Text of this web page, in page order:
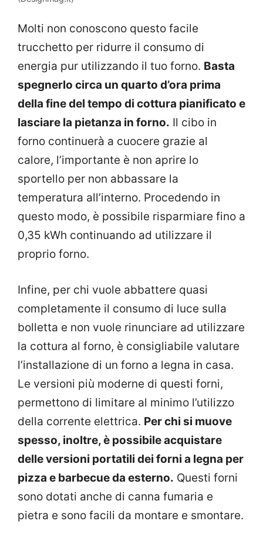
Molti non conoscono questo facile
trucchetto per ridurre il consumo di
energia pur utilizzando il tuo forno. Basta
spegnerlo circa un quarto d’ora prima
della fine del tempo di cottura pianificato e
lasciare la pietanza in forno. Il cibo in
forno continuerà a cuocere grazie al
calore, l’importante è non aprire lo
sportello per non abbassare la
temperatura all’interno. Procedendo in
questo modo, è possibile risparmiare fino a
0,35 kWh continuando ad utilizzare il
proprio forno.
Infine, per chi vuole abbattere quasi
completamente il consumo di luce sulla
bolletta e non vuole rinunciare ad utilizzare
la cottura al forno, è consigliabile valutare
l’installazione di un forno a legna in casa.
Le versioni più moderne di questi forni,
permettono di limitare al minimo l’utilizzo
della corrente elettrica. Per chi si muove
spesso, inoltre, è possibile acquistare
delle versioni portatili dei forni a legna per
pizza e barbecue da esterno. Questi forni
sono dotati anche di canna fumaria e
pietra e sono facili da montare e smontare.